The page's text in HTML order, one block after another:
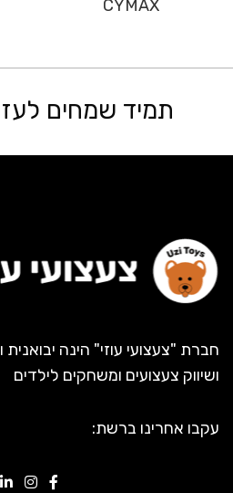
CYMAX
תמיד שמחים
חברת "צעצועי עוזי" הינה
ושיווק צעצועים ומשחקים לילדים
עקבו אחרינו ברשת: